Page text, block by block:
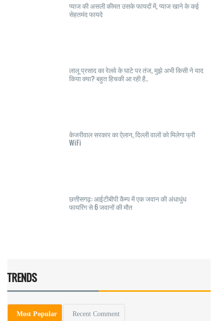
प्याज की असली कीमत उसके फायदों में, प्याज खाने के कई
सेहतमंद फायदे
लालू प्रसाद का रेलवे के घाटे पर तंज, मुझे अभी किसी ने याद
किया क्या? बहुत हिचकी आ रही है..
केजरीवाल सरकार का ऐलान, दिल्ली वालों को मिलेगा फ्री
WiFi
छत्तीसगढ़: आईटीबीपी कैम्प में एक जवान की अंधाधुंध
फायरिंग से 6 जवानों की मौत
TRENDS
Most Popular Recent Comment